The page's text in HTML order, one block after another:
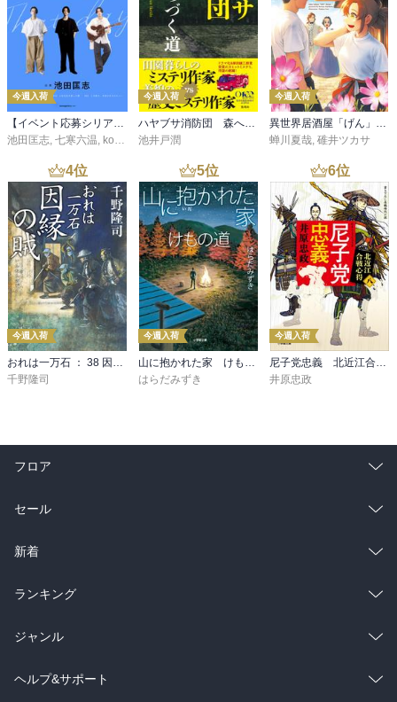
今週入荷
【イベント応募シリアルコード付】池田匡志出演・オーディオフォトブック「あの日」SPECIAL EDITION（音声／動画付）
池田匡志, 七寒六温, konoko58 ,村崎キコ
今週入荷
ハヤブサ消防団 森へつづく道
池井戸潤
今週入荷
異世界居酒屋「げん」三杯目
蝉川夏哉, 碓井ツカサ
4位
今週入荷
千野隆司
5位
今週入荷
はらだみずき
6位
今週入荷
井原忠政
フロア
総合
ラノベ
雑誌・グラビア
BL・TL
セール
総合
ラノベ
雑誌・グラビア
BL・TL
新着
総合
ラノベ
雑誌・グラビア
ランキング
総合
ラノベ
ジャンル
コミック
ヘルプ&サポート